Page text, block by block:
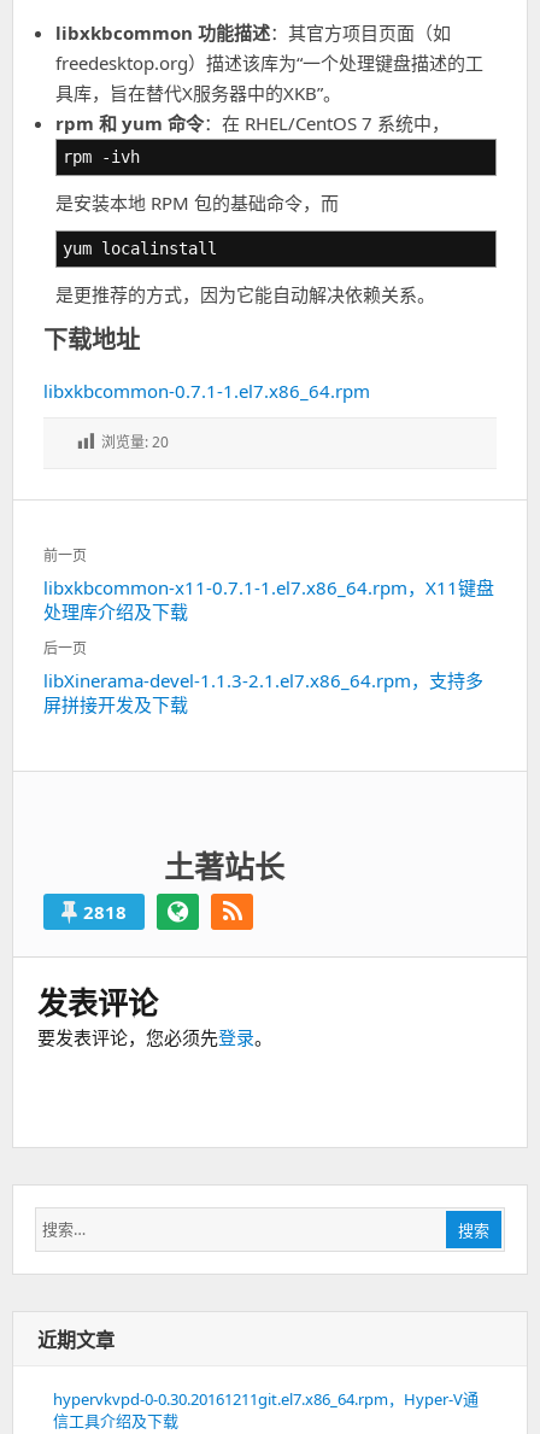
libxkbcommon 功能描述：其官方项目页面（如
freedesktop.org）描述该库为“一个处理键盘描述的工
具库，旨在替代X服务器中的XKB”。
rpm 和 yum 命令：在 RHEL/CentOS 7 系统中，
rpm -ivh
是安装本地 RPM 包的基础命令，而
yum localinstall
是更推荐的方式，因为它能自动解决依赖关系。
下载地址
libxkbcommon-0.7.1-1.el7.x86_64.rpm
浏览量:20
文
章
导
航
前一页
上
一
篇：
libxkbcommon-x11-0.7.1-1.el7.x86_64.rpm，X11键盘
处理库介绍及下载
后一页
下
一
libXinerama-devel-1.1.3-2.1.el7.x86_64.rpm，支持多
屏拼接开发及下载
土著站长
2818
发表评论
要发表评论，您必须先登录。
搜
索：
搜索
近期文章
hypervkvpd-0-0.30.20161211git.el7.x86_64.rpm，Hyper-V通
信工具介绍及下载